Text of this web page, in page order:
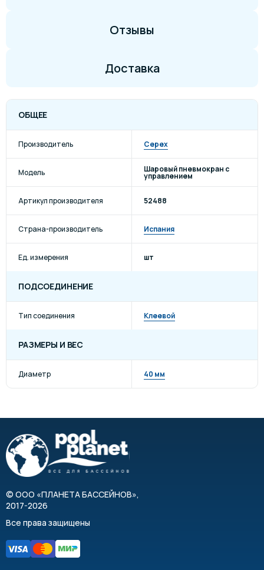
Отзывы
Доставка
ОБЩЕЕ
Производитель Cepex
Модель Шаровый пневмокран с
управлением
Артикул производителя 52488
Страна-производитель Испания
Ед. измерения шт
ПОДСОЕДИНЕНИЕ
Тип соединения Клеевой
РАЗМЕРЫ И ВЕС
Диаметр 40 мм
© ООО «ПЛАНЕТА БАССЕЙНОВ»,
2017-2026
Все права защищены